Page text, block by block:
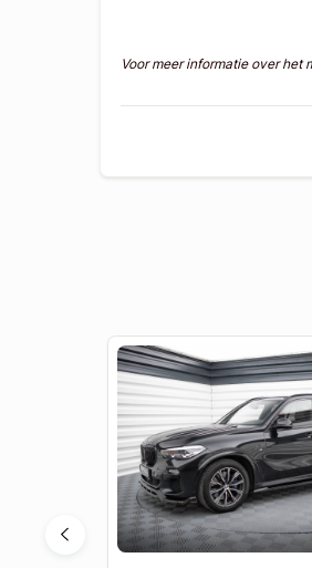
Voor meer informatie over